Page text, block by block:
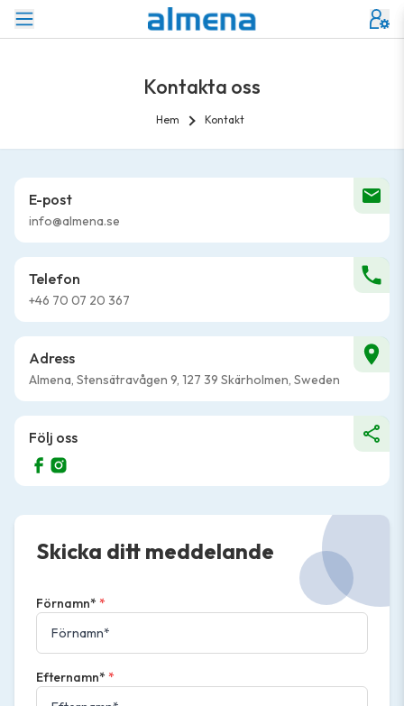
Kontakta oss
Hem Kontakt
E-post
info@almena.se
Telefon
+46 70 07 20 367
Adress
Almena, Stensätravågen 9, 127 39 Skärholmen, Sweden
Följ oss
Skicka ditt meddelande
Förnamn* *
Efternamn* *